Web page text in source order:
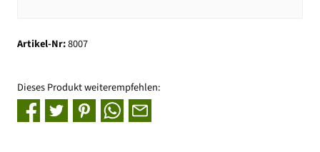
Artikel-Nr:8007
Dieses Produkt weiterempfehlen: